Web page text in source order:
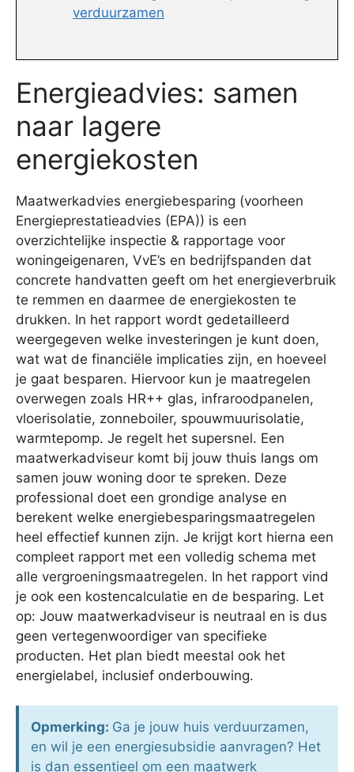
verduurzamen
Energieadvies: samen
naar lagere
energiekosten
Maatwerkadvies energiebesparing (voorheen
Energieprestatieadvies (EPA)) is een
overzichtelijke inspectie & rapportage voor
woningeigenaren, VvE’s en bedrijfspanden dat
concrete handvatten geeft om het energieverbruik
te remmen en daarmee de energiekosten te
drukken. In het rapport wordt gedetailleerd
weergegeven welke investeringen je kunt doen,
wat wat de financiële implicaties zijn, en hoeveel
je gaat besparen. Hiervoor kun je maatregelen
overwegen zoals HR++ glas, infraroodpanelen,
vloerisolatie, zonneboiler, spouwmuurisolatie,
warmtepomp. Je regelt het supersnel. Een
maatwerkadviseur komt bij jouw thuis langs om
samen jouw woning door te spreken. Deze
professional doet een grondige analyse en
berekent welke energiebesparingsmaatregelen
heel effectief kunnen zijn. Je krijgt kort hierna een
compleet rapport met een volledig schema met
alle vergroeningsmaatregelen. In het rapport vind
je ook een kostencalculatie en de besparing. Let
op: Jouw maatwerkadviseur is neutraal en is dus
geen vertegenwoordiger van specifieke
producten. Het plan biedt meestal ook het
energielabel, inclusief onderbouwing.
Opmerking: Ga je jouw huis verduurzamen,
en wil je een energiesubsidie aanvragen? Het
is dan essentieel om een maatwerk